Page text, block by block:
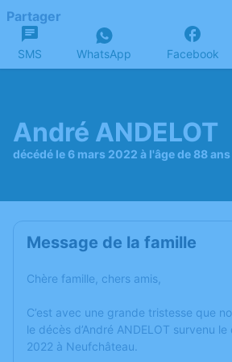
Partager
SMS WhatsApp Facebook
André ANDELOT
décédé le 6 mars 2022 à l'âge de 88 ans
Message de la famille
Chère famille, chers amis,
C’est avec une grande tristesse que
le décès d’André ANDELOT survenu
2022 à Neufchâteau.